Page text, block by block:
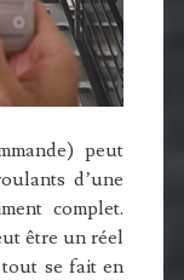
peut
d’une
complet.
être un réel
se fait en